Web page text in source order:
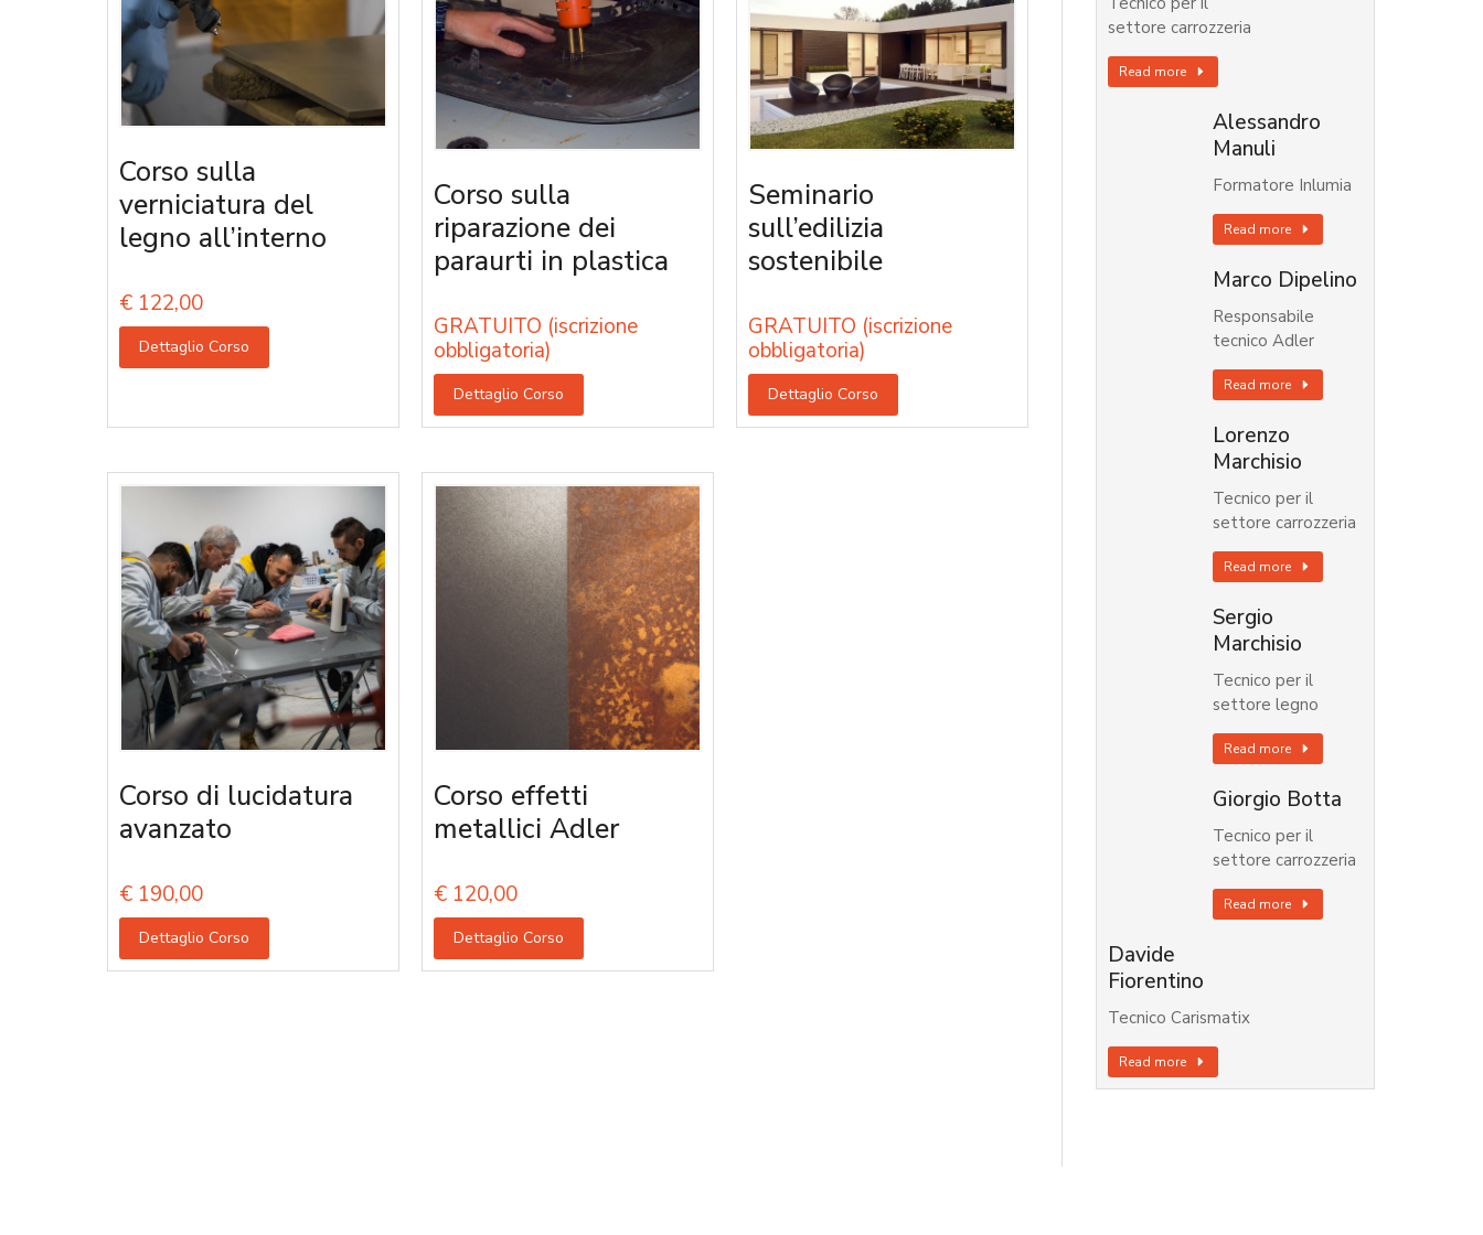
Corso sulla
verniciatura del
legno all’interno
€ 122,00
Dettaglio Corso
Corso sulla
riparazione dei
paraurti in plastica
GRATUITO (iscrizione
obbligatoria)
Dettaglio Corso
Seminario
sull’edilizia
sostenibile
GRATUITO (iscrizione
obbligatoria)
Dettaglio Corso
Corso di lucidatura
avanzato
€ 190,00
Dettaglio Corso
Corso effetti
metallici Adler
€ 120,00
Dettaglio Corso
settore carrozzeria
Read more
Alessandro
Manuli
Formatore Inlumia
Read more
Marco Dipelino
Responsabile
tecnico Adler
Read more
Lorenzo
Marchisio
Tecnico per il
settore carrozzeria
Read more
Sergio
Marchisio
Tecnico per il
settore legno
Read more
Giorgio Botta
Tecnico per il
settore carrozzeria
Read more
Davide
Fiorentino
Tecnico Carismatix
Read more